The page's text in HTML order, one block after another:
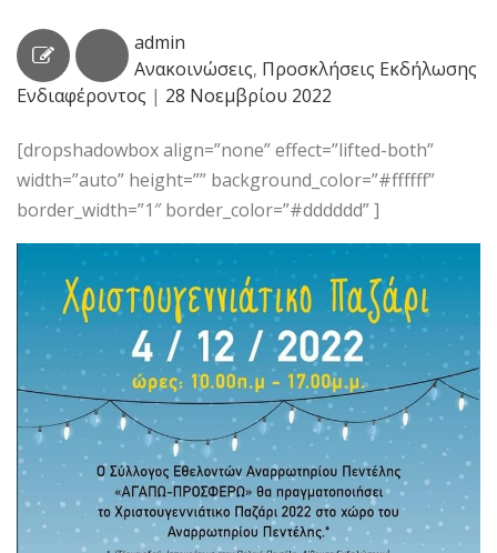
admin
Ανακοινώσεις, Προσκλήσεις Εκδήλωσης
Ενδιαφέροντος | 28 Νοεμβρίου 2022
[dropshadowbox align=”none” effect=”lifted-both”
width=”auto” height=”” background_color=”#ffffff”
border_width=”1″ border_color=”#dddddd” ]